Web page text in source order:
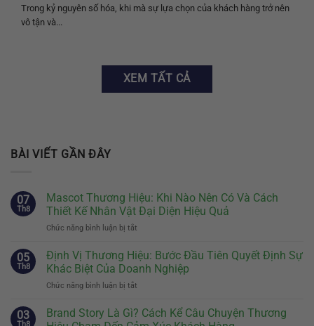
Trong kỷ nguyên số hóa, khi mà sự lựa chọn của khách hàng trở nên
vô tận và...
XEM TẤT CẢ
BÀI VIẾT GẦN ĐÂY
07
Th8
Mascot Thương Hiệu: Khi Nào Nên Có Và Cách
Thiết Kế Nhân Vật Đại Diện Hiệu Quả
Chức năng bình luận bị tắt
Thương
Hiệu:
Khi
Có
Và
05
Th8
Định Vị Thương Hiệu: Bước Đầu Tiên Quyết Định Sự
Khác Biệt Của Doanh Nghiệp
Chức năng bình luận bị tắt
Vị
Thương
03
Th8
Brand Story Là Gì? Cách Kể Câu Chuyện Thương